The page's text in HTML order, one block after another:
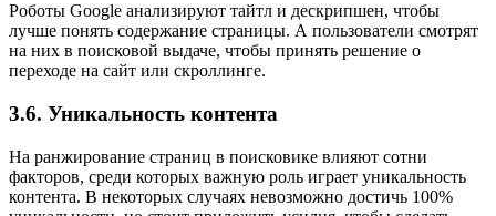
Роботы Google анализируют тайтл и дескрипшен, чтобы
лучше понять содержание страницы. А пользователи смотрят
на них в поисковой выдаче, чтобы принять решение о
переходе на сайт или скроллинге.
3.6. Уникальность контента
На ранжирование страниц в поисковике влияют сотни
факторов, среди которых важную роль играет уникальность
контента. В некоторых случаях невозможно достичь 100%